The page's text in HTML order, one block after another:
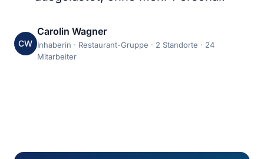
CW
Carolin Wagner
Inhaberin · Restaurant-Gruppe · 2 Standorte · 24
Mitarbeiter